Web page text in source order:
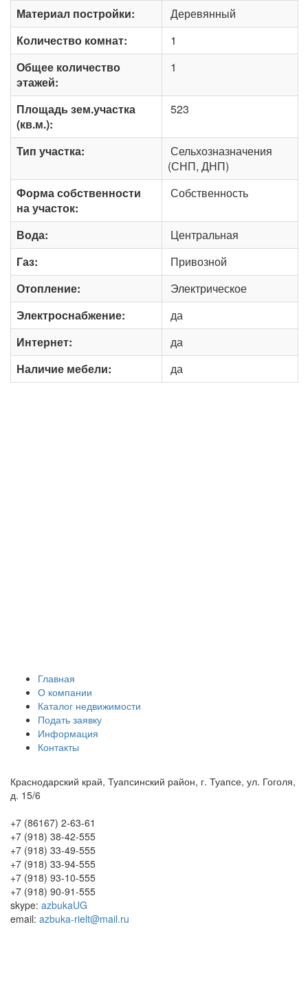
Материал постройки:
Деревянный
Количество комнат:
1
Общее количество
этажей:
1
Площадь зем.участка
(кв.м.):
523
Тип участка:
Сельхозназначения
(СНП, ДНП)
Форма собственности
на участок:
Собственность
Вода:
Центральная
Газ:
Привозной
Отопление:
Электрическое
Электроснабжение:
да
Интернет:
да
Наличие мебели:
да
Главная
О компании
Каталог недвижимости
Подать заявку
Информация
Контакты
Краснодарский край, Туапсинский район, г. Туапсе, ул. Гоголя,
д. 15/6
+7 (86167) 2-63-61
+7 (918) 38-42-555
+7 (918) 33-49-555
+7 (918) 33-94-555
+7 (918) 93-10-555
+7 (918) 90-91-555
skype: azbukaUG
email: azbuka-rielt@mail.ru